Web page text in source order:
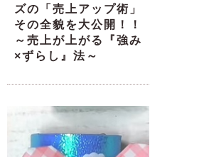
ズの「売上アップ術」
その全貌を大公開！！
～売上が上がる『強み
×ずらし』法～